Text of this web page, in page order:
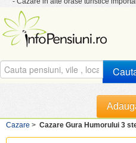
Cazare > Cazare Gura Humorului 3